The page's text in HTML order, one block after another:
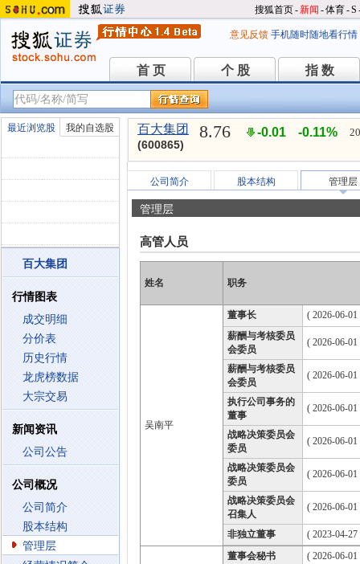
搜狐首页-新闻 -体育-S
意见反馈 手机随时随地看行情
首 页
首 页 个 股
个 股 指 数
指 数
最近浏览股 我的自选股
百大集团
行情图表
成交明细
分价表
历史行情
龙虎榜数据
大宗交易
新闻资讯
公司公告
公司概况
公司简介
股本结构
管理层
百大集团
(600865)
8.76 -0.01 -0.11%
公司简介 股本结构 管理层
管理层
高管人员
姓名 职务
吴南平
董事长
( 2026-06-
薪酬与考核委员
会委员
( 2026-06-
薪酬与考核委员
会委员
( 2026-06-
执行公司事务的
董事
( 2026-06-
战略决策委员会
委员
( 2026-06-
战略决策委员会
委员
( 2026-06-
战略决策委员会
召集人
( 2026-06-
非独立董事 ( 2023-04-
董事会秘书
( 2026-06-